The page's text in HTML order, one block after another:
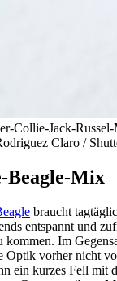
Collie-Jack-
Claro /
Beagle-Mix
braucht
entspannt und
Im
Optik vorher nicht
ein kurzes Fell mit